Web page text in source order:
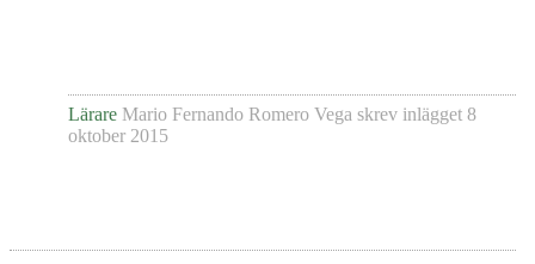
Lärare Mario Fernando Romero Vega skrev inlägget 8
oktober 2015